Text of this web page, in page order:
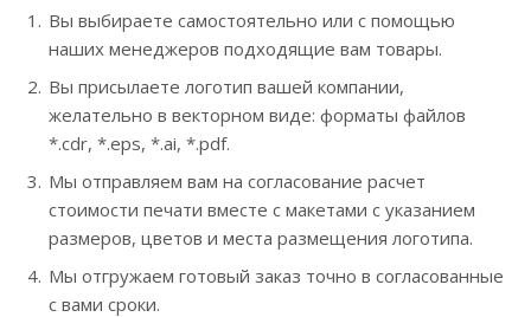
Вы выбираете самостоятельно или с помощью
наших менеджеров подходящие вам товары.
Вы присылаете логотип вашей компании,
желательно в векторном виде: форматы файлов
*.cdr, *.eps, *.ai, *.pdf.
Мы отправляем вам на согласование расчет
стоимости печати вместе с макетами с указанием
размеров, цветов и места размещения логотипа.
Мы отгружаем готовый заказ точно в согласованные
с вами сроки.